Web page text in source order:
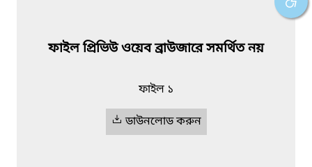
ফাইল প্রিভিউ ওয়েব ব্রাউজারে সমর্থিত নয়
ফাইল ১
ডাউনলোড করুন